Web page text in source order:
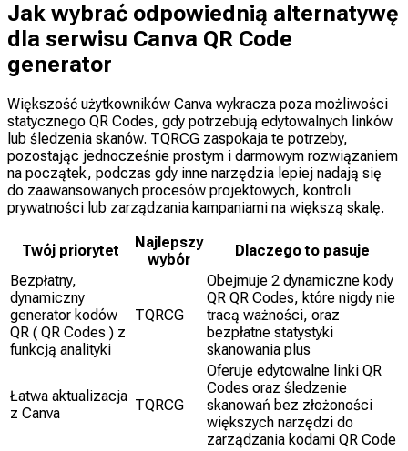
Jak wybrać odpowiednią alternatywę
dla serwisu Canva QR Code
generator
Większość użytkowników Canva wykracza poza możliwości
statycznego QR Codes, gdy potrzebują edytowalnych linków
lub śledzenia skanów. TQRCG zaspokaja te potrzeby,
pozostając jednocześnie prostym i darmowym rozwiązaniem
na początek, podczas gdy inne narzędzia lepiej nadają się
do zaawansowanych procesów projektowych, kontroli
prywatności lub zarządzania kampaniami na większą skalę.
Twój priorytet
Najlepszy
wybór
Dlaczego to pasuje
Bezpłatny,
dynamiczny
generator kodów
QR ( QR Codes ) z
funkcją analityki
TQRCG
Obejmuje 2 dynamiczne kody
QR QR Codes, które nigdy nie
tracą ważności, oraz
bezpłatne statystyki
skanowania plus
Łatwa aktualizacja
z Canva
TQRCG
Oferuje edytowalne linki QR
Codes oraz śledzenie
skanowań bez złożoności
większych narzędzi do
zarządzania kodami QR Code